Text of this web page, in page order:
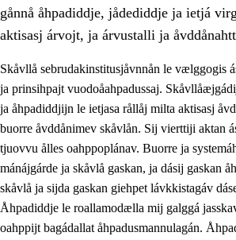
3. Prinsihpa skåvlå dåjmajda
3.1 Sebrudahtte oahppambirás
gånnå åhpadiddje, jådediddje ja ietjá
aktisasj árvojt, ja árvustalli ja
Skåvllå sebrudakinstitusjåvnnån le vælggogis
ja prinsihpajt vuodoåahpadussaj.
ja åhpadiddjijn le ietjasa rållåj milta aktisasj
buorre åvddånimev skåvlån. Sij vierttiji aktan
tjuovvu ålles oahppoplánav. Buorre ja
mánájgárde ja skåvlå gaskan, ja dásij gaskan
skåvlå ja sijda gaskan giehpet lávkkistagáv
Åhpadiddje le roallamodælla mij galggá
oahppijt bagádallat åhpadusmannulagán.